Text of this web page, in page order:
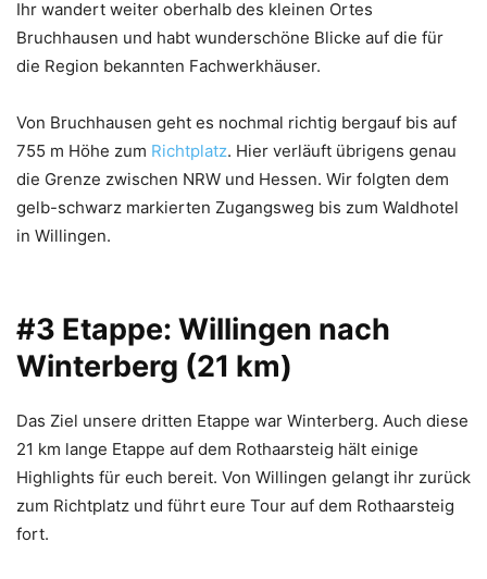
Ihr wandert weiter oberhalb des kleinen Ortes
Bruchhausen und habt wunderschöne Blicke auf die für
die Region bekannten Fachwerkhäuser.
Von Bruchhausen geht es nochmal richtig bergauf bis auf
755 m Höhe zum Richtplatz. Hier verläuft übrigens genau
die Grenze zwischen NRW und Hessen. Wir folgten dem
gelb-schwarz markierten Zugangsweg bis zum Waldhotel
in Willingen.
#3 Etappe: Willingen nach
Winterberg (21 km)
Das Ziel unsere dritten Etappe war Winterberg. Auch diese
21 km lange Etappe auf dem Rothaarsteig hält einige
Highlights für euch bereit. Von Willingen gelangt ihr zurück
zum Richtplatz und führt eure Tour auf dem Rothaarsteig
fort.